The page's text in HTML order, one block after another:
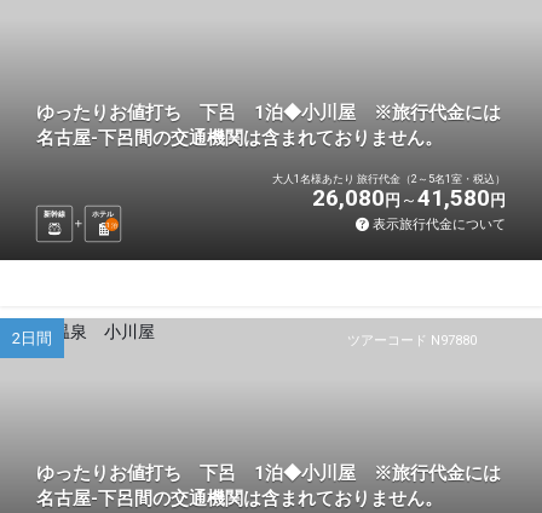
ゆったりお値打ち 下呂 1泊◆小川屋 ※旅行代金には
名古屋-下呂間の交通機関は含まれておりません。
新幹線
ホテル
1 泊
大人1名様あたり 旅行代金（2～5名1室・税込）
26,080 円 41,580 円
表示旅行代金について
ツアーコード N97880
2日間
ゆったりお値打ち 下呂 1泊◆小川屋 ※旅行代金には
名古屋-下呂間の交通機関は含まれておりません。